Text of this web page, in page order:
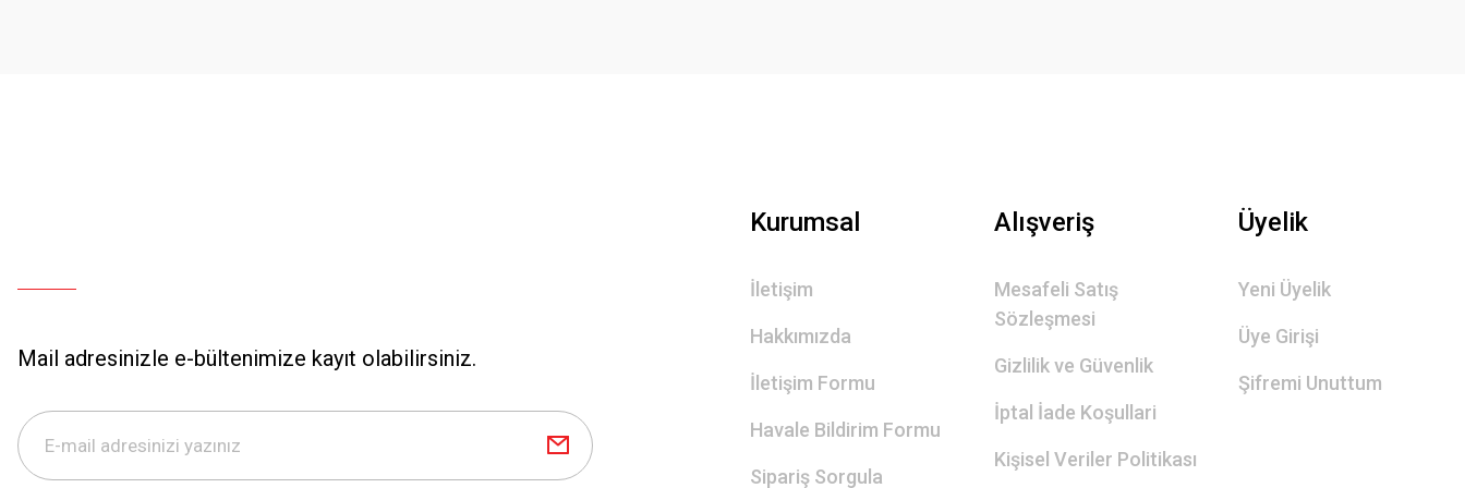
Mail adresinizle e-bültenimize kayıt olabilirsiniz.
Kurumsal
İletişim
Hakkımızda
İletişim Formu
Havale Bildirim Formu
Sipariş Sorgula
Alışveriş
Mesafeli Satış
Sözleşmesi
Gizlilik ve Güvenlik
İptal İade Koşullari
Kişisel Veriler Politikası
Üyelik
Yeni Üyelik
Üye Girişi
Şifremi Unuttum